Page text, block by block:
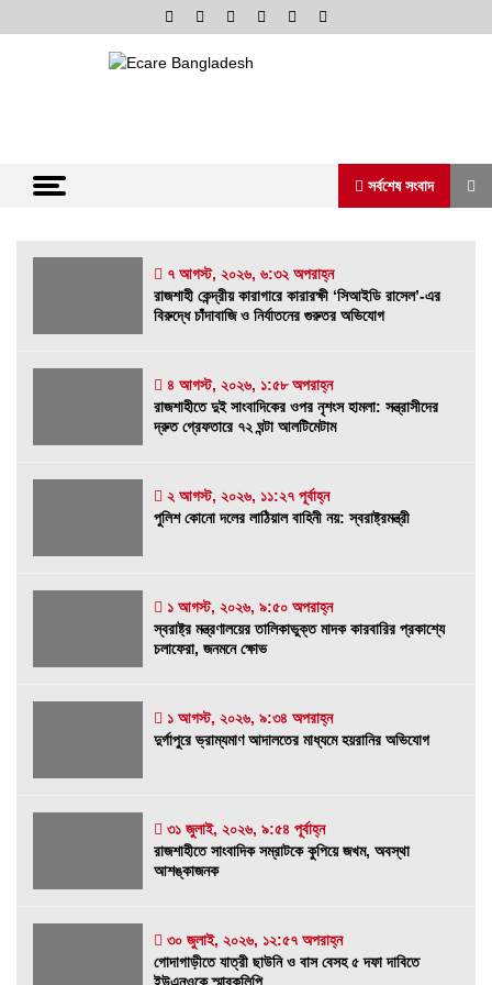
to
সর্বশেষ সংবাদ
রাজশাহী কেন্দ্রীয় কারাগারে কারারক্ষী ‘সিআইডি রাসেল’-
৭ আগস্ট, ২০২৬, ৬:৩২ অপরাহ্ন
রাজশাহীতে দুই সাংবাদিকের ওপর নৃশংস হামলা:
পুলিশ কোনো দলের লাঠিয়াল বাহিনী নয়: স্বরাষ্ট্রমন্ত্রী
স্বরাষ্ট্র মন্ত্রণালয়ের তালিকাভুক্ত মাদক কারবারির
প্রকাশ্যে চলাফেরা, জনমনে ক্ষোভ
দুর্গাপুরে ভ্রাম্যমাণ আদালতের মাধ্যমে হয়রানির
অভিযোগ
রাজশাহীতে সাংবাদিক সম্রাটকে কুপিয়ে জখম, অবস্থা
আশঙ্কাজনক
গোদাগাড়ীতে যাত্রী ছাউনি ও বাস বেসহ ৫ দফা দাবিতে
ইউএনওকে স্মারকলিপি
৭ আগস্ট, ২০২৬, ৬:৩২ অপরাহ্ন
রাজশাহী কেন্দ্রীয় কারাগারে কারারক্ষী ‘সিআইডি রাসেল’-এর
বিরুদ্ধে চাঁদাবাজি ও নির্যাতনের গুরুতর অভিযোগ
৪ আগস্ট, ২০২৬, ১:৫৮ অপরাহ্ন
রাজশাহীতে দুই সাংবাদিকের ওপর নৃশংস হামলা: সন্ত্রাসীদের
দ্রুত গ্রেফতারে ৭২ ঘন্টা আলটিমেটাম
২ আগস্ট, ২০২৬, ১১:২৭ পূর্বাহ্ন
পুলিশ কোনো দলের লাঠিয়াল বাহিনী নয়: স্বরাষ্ট্রমন্ত্রী
১ আগস্ট, ২০২৬, ৯:৫০ অপরাহ্ন
স্বরাষ্ট্র মন্ত্রণালয়ের তালিকাভুক্ত মাদক কারবারির প্রকাশ্যে
চলাফেরা, জনমনে ক্ষোভ
১ আগস্ট, ২০২৬, ৯:৩৪ অপরাহ্ন
দুর্গাপুরে ভ্রাম্যমাণ আদালতের মাধ্যমে হয়রানির অভিযোগ
৩১ জুলাই, ২০২৬, ৯:৫৪ পূর্বাহ্ন
রাজশাহীতে সাংবাদিক সম্রাটকে কুপিয়ে জখম, অবস্থা
আশঙ্কাজনক
৩০ জুলাই, ২০২৬, ১২:৫৭ অপরাহ্ন
গোদাগাড়ীতে যাত্রী ছাউনি ও বাস বেসহ ৫ দফা দাবিতে
ইউএনওকে স্মারকলিপি